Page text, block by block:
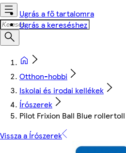
Ugrás a fő tartalomra
Ugrás a kereséshez
Otthon-hobbi
Iskolai és irodai kellékek
Írószerek
Pilot Frixion Ball Blue
Vissza a Írószerek